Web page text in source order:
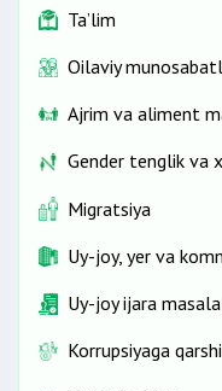
Ta’lim
Oilaviy
Ajrim va aliment
Gender tenglik va
Migratsiya
Uy-joy, yer va
Uy-joy ijara
Korrupsiyaga